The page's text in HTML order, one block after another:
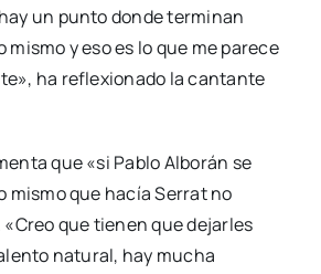
un punto donde terminan
y eso es lo que me parece
ha reflexionado la cantante
que «si Pablo Alborán se
mismo que hacía Serrat no
que tienen que dejarles
natural, hay mucha